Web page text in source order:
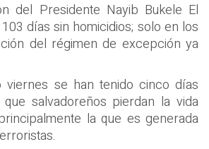
del Presidente Nayib Bukele El
días sin homicidios; solo en los
del régimen de excepción ya
viernes se han tenido cinco días
salvadoreños pierdan la vida
la que es generada